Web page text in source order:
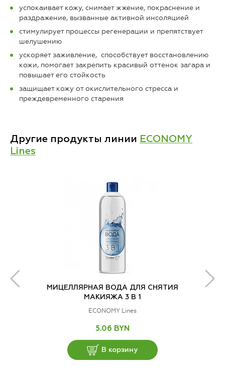
успокаивает кожу, снимает жжение, покраснение и
раздражение, вызванные активной инсоляцией
стимулирует процессы регенерации и препятствует
шелушению
ускоряет заживление, способствует восстановлению
кожи, помогает закрепить красивый оттенок загара и
повышает его стойкость
защищает кожу от окислительного стресса и
преждевременного старения
Другие продукты линии ECONOMY
Lines
МИЦЕЛЛЯРНАЯ ВОДА ДЛЯ СНЯТИЯ
МАКИЯЖА 3 В 1
ECONOMY Lines
5.06 BYN
В корзину